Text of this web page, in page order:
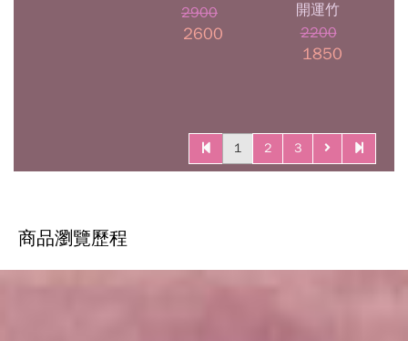
2900
2600
開運竹
2200
1850
1 2 3
商品瀏覽歷程